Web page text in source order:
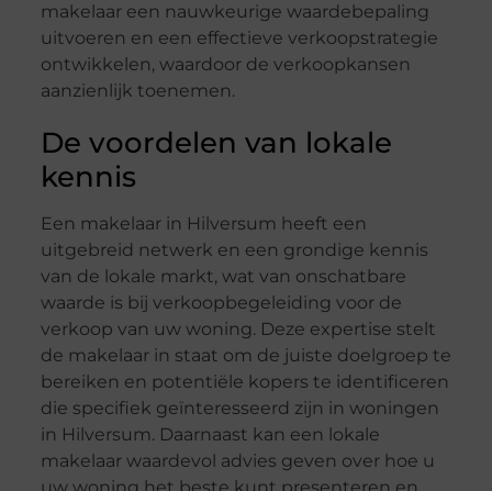
makelaar een nauwkeurige waardebepaling
uitvoeren en een effectieve verkoopstrategie
ontwikkelen, waardoor de verkoopkansen
aanzienlijk toenemen.
De voordelen van lokale
kennis
Een makelaar in Hilversum heeft een
uitgebreid netwerk en een grondige kennis
van de lokale markt, wat van onschatbare
waarde is bij verkoopbegeleiding voor de
verkoop van uw woning. Deze expertise stelt
de makelaar in staat om de juiste doelgroep te
bereiken en potentiële kopers te identificeren
die specifiek geïnteresseerd zijn in woningen
in Hilversum. Daarnaast kan een lokale
makelaar waardevol advies geven over hoe u